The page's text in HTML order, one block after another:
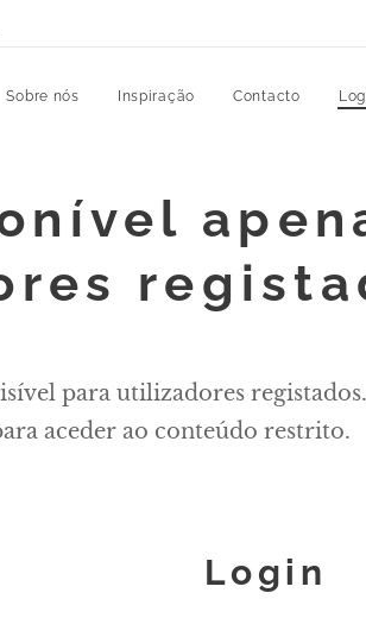
Sobre nós Inspiração Contacto
para utilizadores
aceder ao conteúdo restrito.
Login